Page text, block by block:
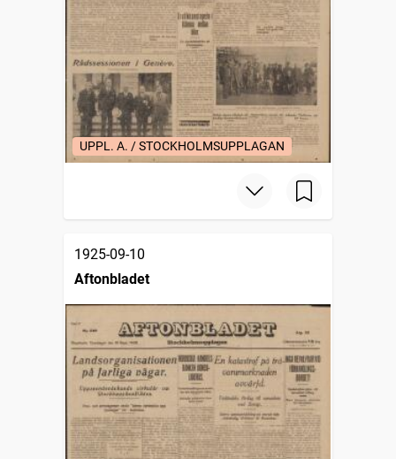
UPPL. A. / STOCKHOLMSUPPLAGAN
1925-09-10
Aftonbladet